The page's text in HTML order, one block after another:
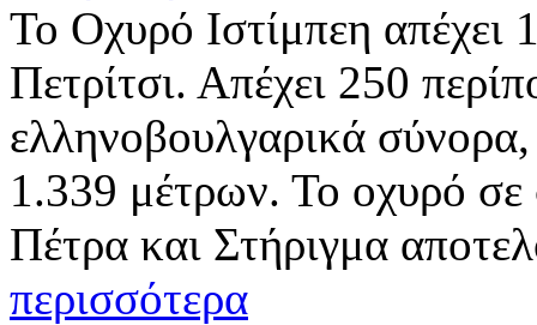
Το Οχυρό Ιστίμπεη απέχει
Πετρίτσι. Απέχει 250
ελληνοβουλγαρικά
1.339 μέτρων. Το οχυρό
Πέτρα και Στήριγμα
περισσότερα